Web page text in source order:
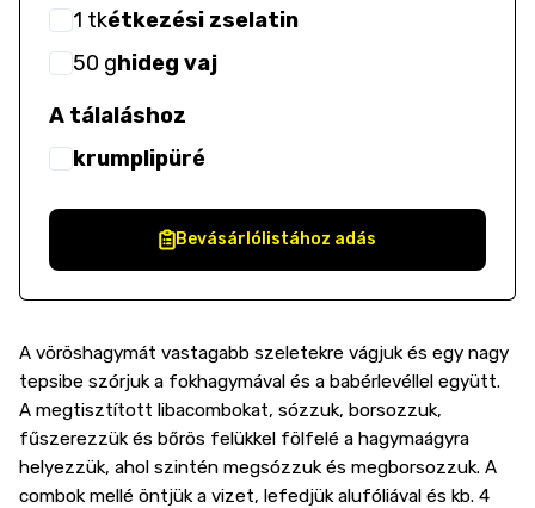
1 tkétkezési zselatin
50 ghideg vaj
A tálaláshoz
krumplipüré
Bevásárlólistához adás
A vöröshagymát vastagabb szeletekre vágjuk és egy nagy
tepsibe szórjuk a fokhagymával és a babérlevéllel együtt.
A megtisztított libacombokat, sózzuk, borsozzuk,
fűszerezzük és bőrös felükkel fölfelé a hagymaágyra
helyezzük, ahol szintén megsózzuk és megborsozzuk. A
combok mellé öntjük a vizet, lefedjük alufóliával és kb. 4